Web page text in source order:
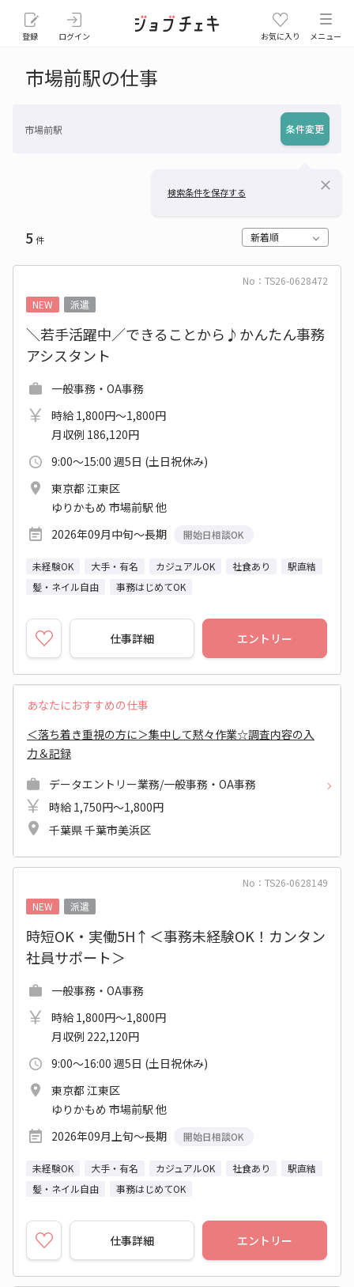
登録 ログイン お気に入り メニュー
市場前駅の仕事
市場前駅 条件変更
検索条件を保存する close
5 件 新着順
No：TS26-0628472
NEW
派遣
＼若手活躍中／できることから♪かんたん事務
アシスタント
一般事務・OA事務
時給 1,800円～1,800円
月収例 186,120円
9:00～15:00 週5日 (土日祝休み)
東京都 江東区
ゆりかもめ 市場前駅 他
2026年09月中旬～長期
開始日相談OK
未経験OK 大手・有名 カジュアルOK 社食あり
駅直結
髪・ネイル自由
事務はじめてOK
仕事詳細 エントリー
あなたにおすすめの仕事
＜落ち着き重視の方に＞集中して黙々作業☆調査内容の入
力＆記録
データエントリー業務/一般事務・OA事務
時給 1,750円～1,800円
千葉県 千葉市美浜区
No：TS26-0628149
NEW
派遣
時短OK・実働5H↑＜事務未経験OK！カンタン
社員サポート＞
一般事務・OA事務
時給 1,800円～1,800円
月収例 222,120円
9:00～16:00 週5日 (土日祝休み)
東京都 江東区
ゆりかもめ 市場前駅 他
2026年09月上旬～長期
開始日相談OK
未経験OK 大手・有名 カジュアルOK 社食あり
駅直結
髪・ネイル自由
事務はじめてOK
仕事詳細 エントリー